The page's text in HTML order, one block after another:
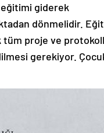
eğitimi giderek
dönmelidir.
tüm proje ve
gerekiyor.